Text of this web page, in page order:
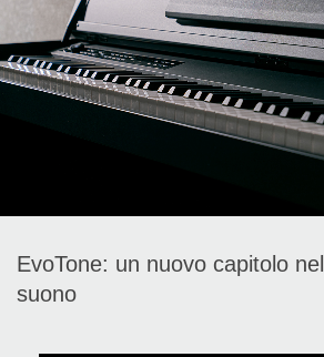
EvoTone: un nuovo capitolo
suono